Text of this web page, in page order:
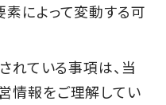
によって変動する可
れている事項は、当
情報をご理解してい